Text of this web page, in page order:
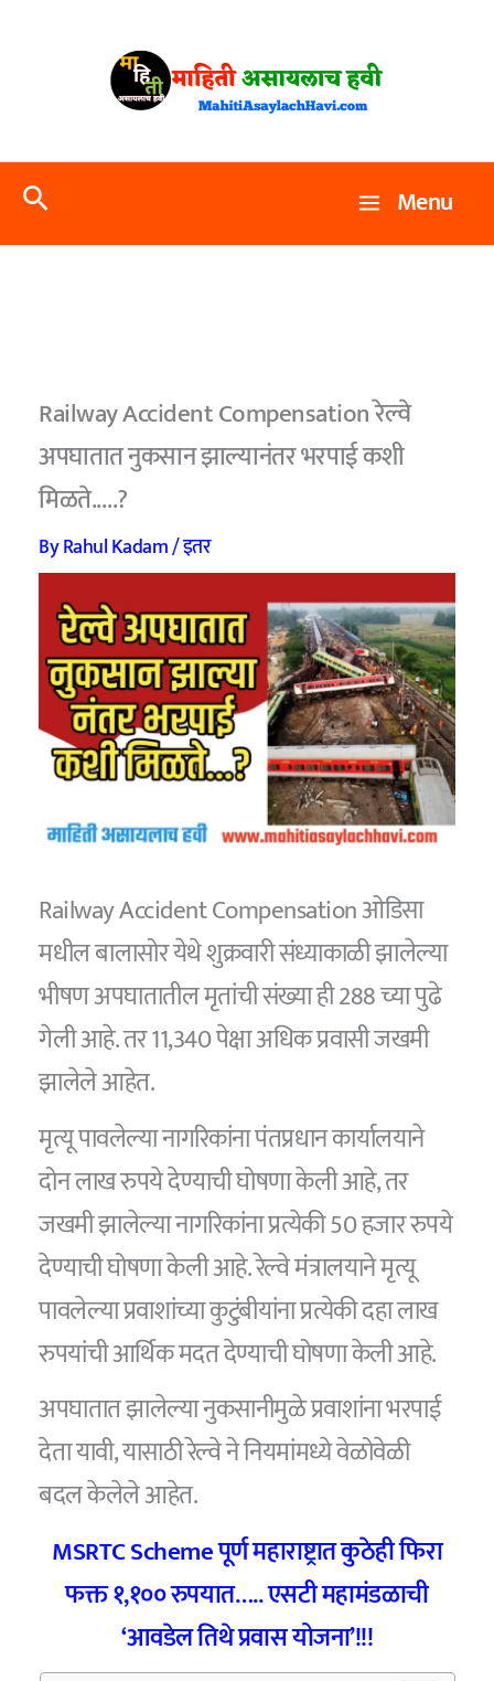
Search Menu
Railway Accident Compensation रेल्वे
अपघातात नुकसान झाल्यानंतर भरपाई कशी
मिळते..…?
ByRahul Kadam/इतर
Railway Accident Compensation ओडिसा
मधील बालासोर येथे शुक्रवारी संध्याकाळी झालेल्या
भीषण अपघातातील मृतांची संख्या ही 288 च्या पुढे
गेली आहे. तर 11,340 पेक्षा अधिक प्रवासी जखमी
झालेले आहेत.
मृत्यू पावलेल्या नागरिकांना पंतप्रधान कार्यालयाने
दोन लाख रुपये देण्याची घोषणा केली आहे, तर
जखमी झालेल्या नागरिकांना प्रत्येकी 50 हजार रुपये
देण्याची घोषणा केली आहे. रेल्वे मंत्रालयाने मृत्यू
पावलेल्या प्रवाशांच्या कुटुंबीयांना प्रत्येकी दहा लाख
रुपयांची आर्थिक मदत देण्याची घोषणा केली आहे.
अपघातात झालेल्या नुकसानीमुळे प्रवाशांना भरपाई
देता यावी, यासाठी रेल्वे ने नियमांमध्ये वेळोवेळी
बदल केलेले आहेत.
MSRTC Scheme पूर्ण महाराष्ट्रात कुठेही फिरा
फक्त १,१०० रुपयात….. एसटी महामंडळाची
‘आवडेल तिथे प्रवास योजना’!!!